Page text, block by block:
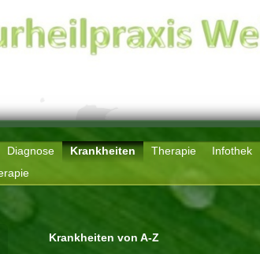
Diagnose Krankheiten Therapie Infothek
Krankheiten von A-Z